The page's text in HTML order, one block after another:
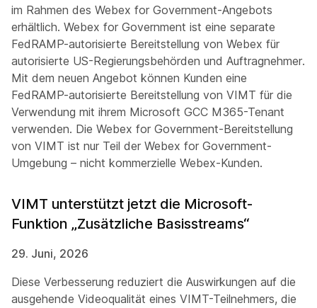
im Rahmen des Webex for Government-Angebots
erhältlich. Webex for Government ist eine separate
FedRAMP-autorisierte Bereitstellung von Webex für
autorisierte US-Regierungsbehörden und Auftragnehmer.
Mit dem neuen Angebot können Kunden eine
FedRAMP-autorisierte Bereitstellung von VIMT für die
Verwendung mit ihrem Microsoft GCC M365-Tenant
verwenden. Die Webex for Government-Bereitstellung
von VIMT ist nur Teil der Webex for Government-
Umgebung – nicht kommerzielle Webex-Kunden.
VIMT unterstützt jetzt die Microsoft-
Funktion „Zusätzliche Basisstreams“
29. Juni, 2026
Diese Verbesserung reduziert die Auswirkungen auf die
ausgehende Videoqualität eines VIMT-Teilnehmers, die